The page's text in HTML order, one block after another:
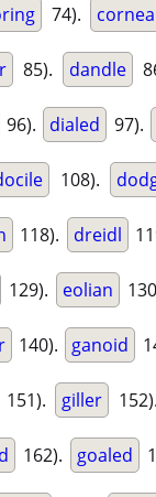
74). cornea
85). dandle
96). dialed 97).
108).
118). dreidl
129). eolian
140). ganoid
151). giller 152).
162). goaled